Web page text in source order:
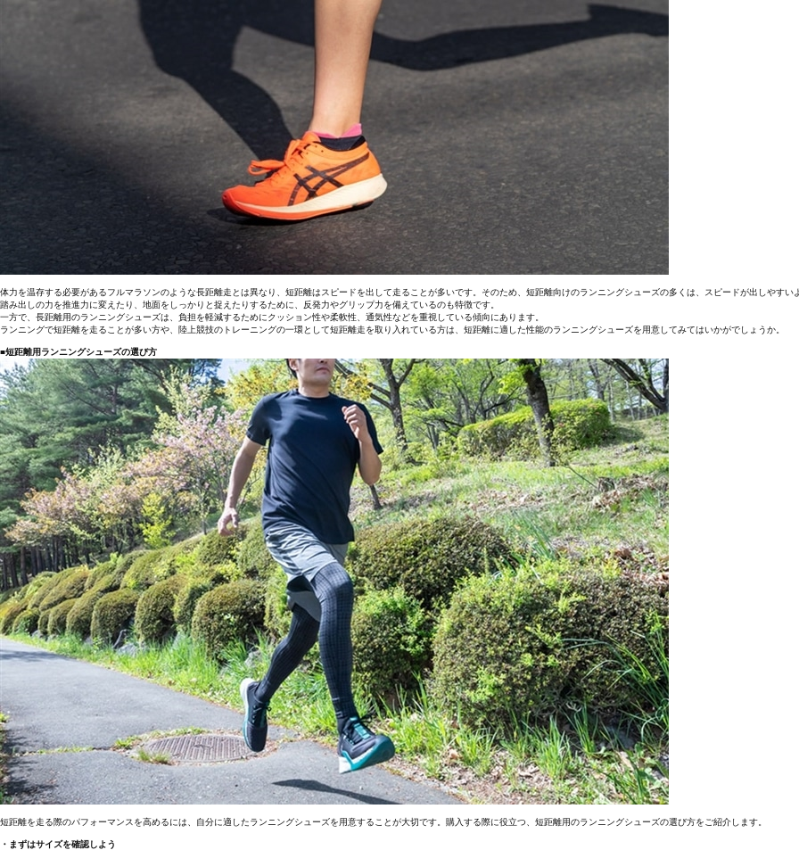
体力を温存する必要があるフルマラソンのような長距離走とは異なり、短距離はスピードを出して走ることが多いです。そのため、短距離向けのランニングシューズの多くは、スピードが出しやすい
踏み出しの力を推進力に変えたり、地面をしっかりと捉えたりするために、反発力やグリップ力を備えているのも特徴です。
一方で、長距離用のランニングシューズは、負担を軽減するためにクッション性や柔軟性、通気性などを重視している傾向にあります。
ランニングで短距離を走ることが多い方や、陸上競技のトレーニングの一環として短距離走を取り入れている方は、短距離に適した性能のランニングシューズを用意してみてはいかがでしょうか。
■短距離用ランニングシューズの選び方
短距離を走る際のパフォーマンスを高めるには、自分に適したランニングシューズを用意することが大切です。購入する際に役立つ、短距離用のランニングシューズの選び方をご紹介します。
・まずはサイズを確認しよう